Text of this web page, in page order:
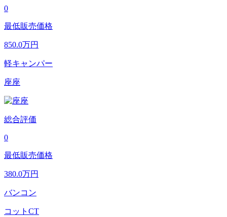
0
最低販売価格
850.0万円
軽キャンパー
座座
総合評価
0
最低販売価格
380.0万円
バンコン
コットCT